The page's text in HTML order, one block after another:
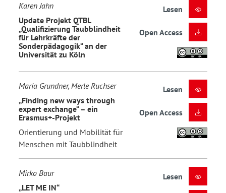
Karen Jahn
Update Projekt QTBL
„Qualifizierung Taubblindheit
für Lehrkräfte der
Sonderpädagogik“ an der
Universität zu Köln
Lesen
Open Access
Maria Grundner, Merle Ruchser
„Finding new ways through
expert exchange“ – ein
Erasmus+-Projekt
Orientierung und Mobilität für
Menschen mit Taubblindheit
Lesen
Open Access
Mirko Baur
„LET ME IN“
Lesen